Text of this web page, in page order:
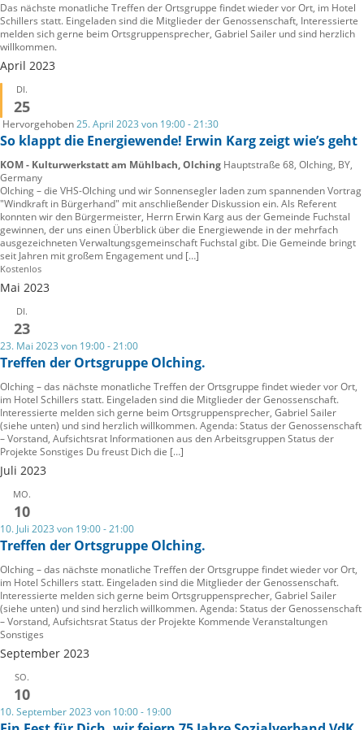
Das nächste monatliche Treffen der Ortsgruppe findet wieder vor Ort, im Hotel
Schillers statt. Eingeladen sind die Mitglieder der Genossenschaft, Interessierte
melden sich gerne beim Ortsgruppensprecher, Gabriel Sailer und sind herzlich
willkommen.
April 2023
DI.
25
So klappt die Energiewende! Erwin Karg zeigt wie’s geht
Hervorgehoben25. April 2023 von 19:00-21:30
KOM - Kulturwerkstatt am Mühlbach, Olching Hauptstraße 68, Olching, BY,
Germany
Olching – die VHS-Olching und wir Sonnensegler laden zum spannenden Vortrag
"Windkraft in Bürgerhand" mit anschließender Diskussion ein. Als Referent
konnten wir den Bürgermeister, Herrn Erwin Karg aus der Gemeinde Fuchstal
gewinnen, der uns einen Überblick über die Energiewende in der mehrfach
ausgezeichneten Verwaltungsgemeinschaft Fuchstal gibt. Die Gemeinde bringt
seit Jahren mit großem Engagement und […]
Kostenlos
Mai 2023
DI.
23
Treffen der Ortsgruppe Olching.
23. Mai 2023 von 19:00-21:00
Olching – das nächste monatliche Treffen der Ortsgruppe findet wieder vor Ort,
im Hotel Schillers statt. Eingeladen sind die Mitglieder der Genossenschaft.
Interessierte melden sich gerne beim Ortsgruppensprecher, Gabriel Sailer
(siehe unten) und sind herzlich willkommen. Agenda: Status der Genossenschaft
– Vorstand, Aufsichtsrat Informationen aus den Arbeitsgruppen Status der
Projekte Sonstiges Du freust Dich die […]
Juli 2023
MO.
10
Treffen der Ortsgruppe Olching.
10. Juli 2023 von 19:00-21:00
Olching – das nächste monatliche Treffen der Ortsgruppe findet wieder vor Ort,
im Hotel Schillers statt. Eingeladen sind die Mitglieder der Genossenschaft.
Interessierte melden sich gerne beim Ortsgruppensprecher, Gabriel Sailer
(siehe unten) und sind herzlich willkommen. Agenda: Status der Genossenschaft
– Vorstand, Aufsichtsrat Status der Projekte Kommende Veranstaltungen
Sonstiges
September 2023
SO.
10
10. September 2023 von 10:00- 19:00